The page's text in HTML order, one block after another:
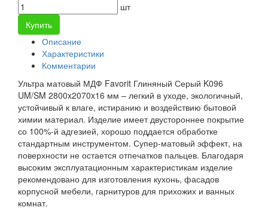
шт
Купить
Описание
Характеристики
Комментарии
Ультра матовый МДФ Favorit Глиняный Серый K096
UM/SM 2800x2070x16 мм – легкий в уходе, экологичный,
устойчивый к влаге, истиранию и воздействию бытовой
химии материал. Изделие имеет двустороннее покрытие
со 100%-й адгезией, хорошо поддается обработке
стандартным инструментом. Супер-матовый эффект, на
поверхности не остается отпечатков пальцев. Благодаря
высоким эксплуатационным характеристикам изделие
рекомендовано для изготовления кухонь, фасадов
корпусной мебели, гарнитуров для прихожих и ванных
комнат.